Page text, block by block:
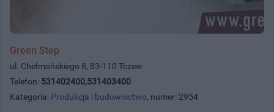
Green Step
ul. Chełmońskiego 8, 83-110 Tczew
Telefon: 531402400,531403400
Kategoria: Produkcja i budownictwo, numer: 2954